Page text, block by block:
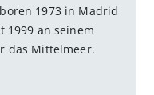
1973 in Madrid
1999 an seinem
das Mittelmeer.